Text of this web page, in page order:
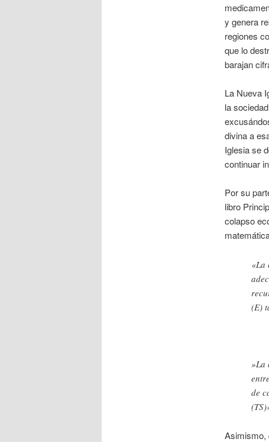
y genera
regiones
que lo
barajan
La Nueva
la
divina a
Iglesia se
continuar
Por su
libro
colapso
«La
(E)
»La
de
Asimismo,